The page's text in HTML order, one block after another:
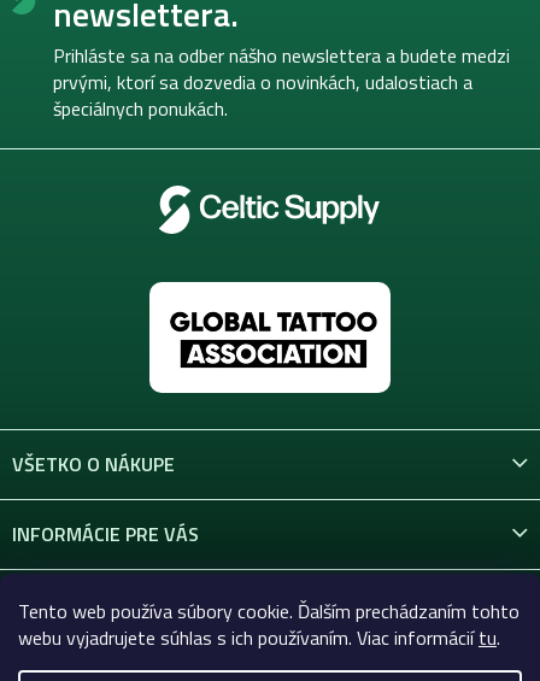
Tento web používa súbory cookie. Ďalším prechádzaním tohto
webu vyjadrujete súhlas s ich používaním. Viac informáciítu.
newslettera.
Prihláste sa na odber nášho newslettera a budete medzi
prvými, ktorí sa dozvedia o novinkách, udalostiach a
špeciálnych ponukách.
VŠETKO O NÁKUPE
INFORMÁCIE PRE VÁS
KONTAKT